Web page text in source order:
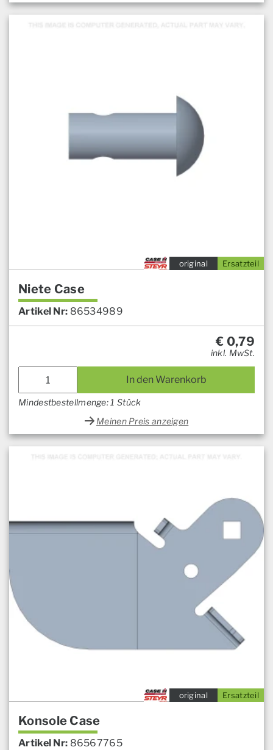
Ersatzteil
original
Niete Case
Artikel Nr: 86534989
€ 0,79
inkl. MwSt.
In den Warenkorb
Mindestbestellmenge: 1 Stück
Meinen Preis anzeigen
Ersatzteil
original
Konsole Case
Artikel Nr: 86567765